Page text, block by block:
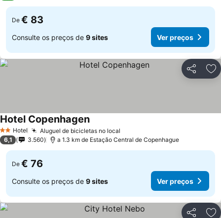
De € 83
Consulte os preços de 9 sites Ver preços
Partilhar
2 Estrelas
Hotel Aluguel de bicicletas no local
Hotel Copenhagen
6,1 3.560 a 1.3 km de Estação Central de Copenhague
De € 76
Consulte os preços de 9 sites Ver preços